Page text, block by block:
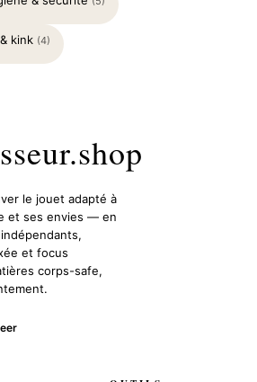
kink (4)
le jouet adapté à
et ses envies — en
et focus
corps-safe,